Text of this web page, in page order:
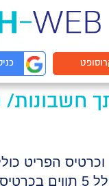
חשבונות/
וכרטיס הפריט
חתך. החתך כולל 5